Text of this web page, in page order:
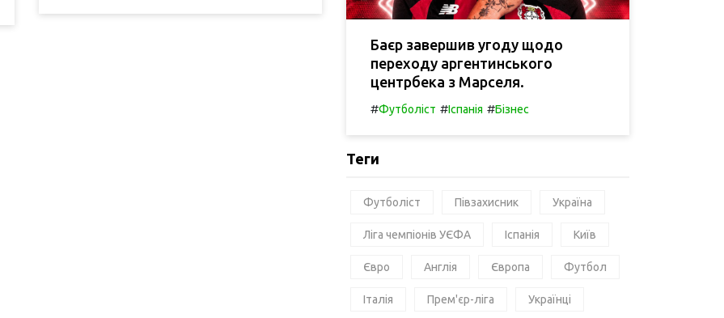
Баєр завершив угоду щодо
переходу аргентинського
центрбека з Марселя.
#Футболіст #Іспанія #Бізнес
Теги
Футболіст Півзахисник Україна
Ліга чемпіонів УЄФА Іспанія Київ
Євро Англія Європа Футбол
Італія Прем'єр-ліга Українці